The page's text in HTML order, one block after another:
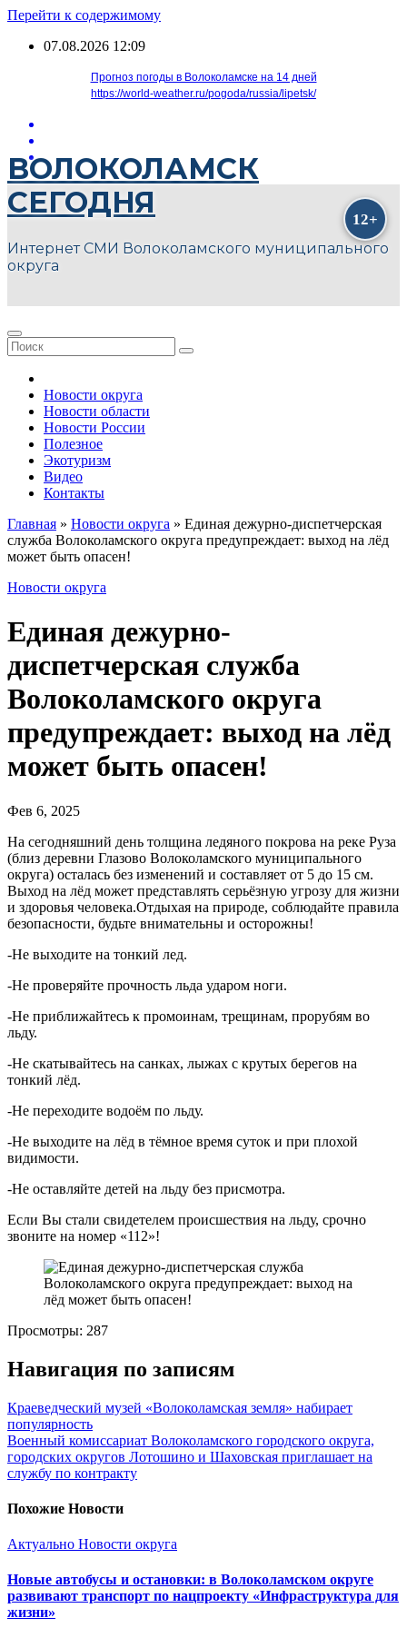
Перейти к содержимому
07.08.2026 12:09
Прогноз погоды в Волоколамске на 14 дней
https://world-weather.ru/pogoda/russia/lipetsk/
ВОЛОКОЛАМСК
СЕГОДНЯ
Интернет СМИ Волоколамского муниципального
округа
Новости округа
Новости области
Новости России
Полезное
Экотуризм
Видео
Контакты
Главная » Новости округа » Единая дежурно-диспетчерская
служба Волоколамского округа предупреждает: выход на лёд
может быть опасен!
Новости округа
Единая дежурно-
диспетчерская служба
Волоколамского округа
предупреждает: выход на лёд
может быть опасен!
Фев 6, 2025
На сегодняшний день толщина ледяного покрова на реке Руза
(близ деревни Глазово Волоколамского муниципального
округа) осталась без изменений и составляет от 5 до 15 см.
Выход на лёд может представлять серьёзную угрозу для жизни
и здоровья человека.Отдыхая на природе, соблюдайте правила
безопасности, будьте внимательны и осторожны!
️-Не выходите на тонкий лед.
️-Не проверяйте прочность льда ударом ноги.
️-Не приближайтесь к промоинам, трещинам, прорубям во
льду.
️-Не скатывайтесь на санках, лыжах с крутых берегов на
тонкий лёд.
️-Не переходите водоём по льду.
️-Не выходите на лёд в тёмное время суток и при плохой
видимости.
️-Не оставляйте детей на льду без присмотра.
Если Вы стали свидетелем происшествия на льду, срочно
звоните на номер «112»!
Просмотры: 287
Навигация по записям
Краеведческий музей «Волоколамская земля» набирает
популярность
Военный комиссариат Волоколамского городского округа,
городских округов Лотошино и Шаховская приглашает на
службу по контракту
Похожие Новости
Актуально Новости округа
Новые автобусы и остановки: в Волоколамском округе
развивают транспорт по нацпроекту «Инфраструктура для
жизни»